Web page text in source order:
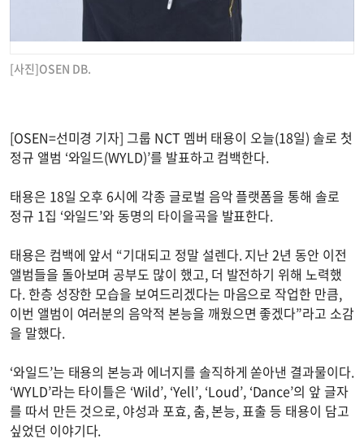
[사진]OSEN DB.
[OSEN=선미경 기자] 그룹 NCT 멤버 태용이 오늘(18일) 솔로 첫
정규 앨범 ‘와일드(WYLD)’를 발표하고 컴백한다.
태용은 18일 오후 6시에 각종 글로벌 음악 플랫폼을 통해 솔로
정규 1집 ‘와일드’와 동명의 타이을곡을 발표한다.
태용은 컴백에 앞서 “기대되고 정말 설렌다. 지난 2년 동안 이전
앨범들을 돌아보며 공부도 많이 했고, 더 발전하기 위해 노력했
다. 한층 성장한 모습을 보여드리겠다는 마음으로 작업한 만큼,
이번 앨범이 여러분의 음악적 본능을 깨웠으면 좋겠다”라고 소감
을 말했다.
‘와일드’는 태용의 본능과 에너지를 솔직하게 쏟아낸 결과물이다.
‘WYLD’라는 타이틀은 ‘Wild’, ‘Yell’, ‘Loud’, ‘Dance’의 앞 글자
를 따서 만든 것으로, 야성과 포효, 춤, 본능, 표출 등 태용이 담고
싶었던 이야기다.